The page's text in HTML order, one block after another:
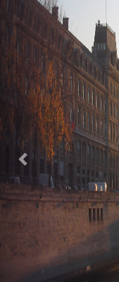
Previous